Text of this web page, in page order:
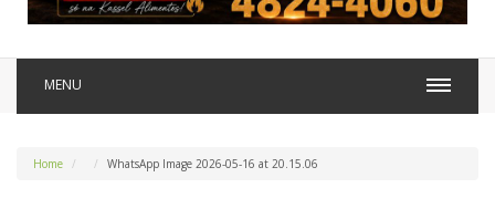
MENU
Home WhatsApp Image 2026-05-16 at 20.15.06